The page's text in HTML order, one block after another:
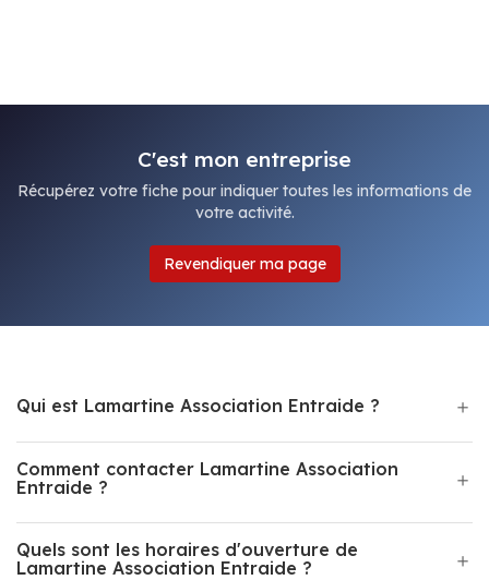
C'est mon entreprise
Récupérez votre fiche pour indiquer toutes les informations de
votre activité.
Revendiquer ma page
Qui est Lamartine Association Entraide ?
Comment contacter Lamartine Association
Entraide ?
Quels sont les horaires d'ouverture de
Lamartine Association Entraide ?